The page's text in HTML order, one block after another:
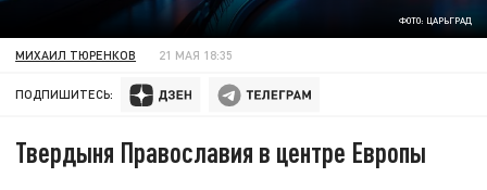
ФОТО: ЦАРЬГРАД
МИХАИЛ ТЮРЕНКОВ 21 МАЯ 18:35
ПОДПИШИТЕСЬ:
Твердыня Православия в центре Европы